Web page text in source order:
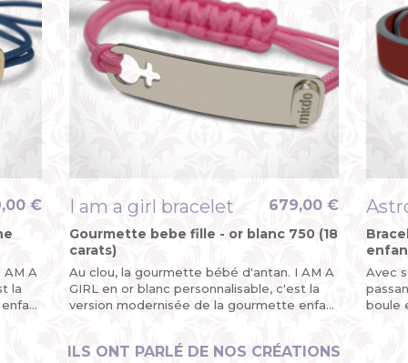
A
la
€ i am a girl bracelet
Gourmette bebe fille - or blanc 750 (18
carats)
Au clou, la gourmette bébé d'antan. I AM A
GIRL en or blanc personnalisable, c'est la
version modernisée de la gourmette enfant
679,00 €
Avec
boule
ILS ONT PARLÉ DE NOS CRÉATIONS